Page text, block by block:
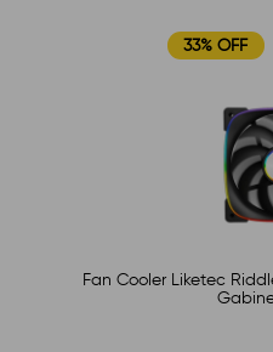
33% OFF
Fan Cooler Liketec